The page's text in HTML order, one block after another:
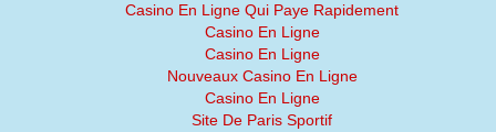
Casino En Ligne Qui Paye Rapidement
Casino En Ligne
Casino En Ligne
Nouveaux Casino En Ligne
Casino En Ligne
Site De Paris Sportif